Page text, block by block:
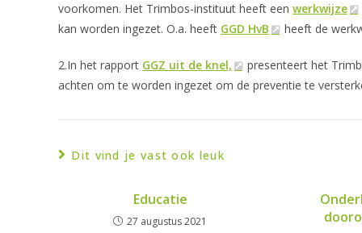
voorkomen. Het Trimbos-instituut heeft een werkwijze
kan worden ingezet. O.a. heeft GGD HvB heeft de
2.In het rapport GGZ uit de knel,
presenteert het
achten om te worden ingezet om de preventie te
Dit vind je vast ook leuk
Educatie
27 augustus 2021